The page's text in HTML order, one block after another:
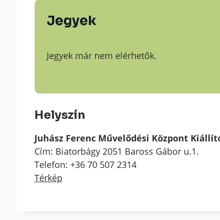
Jegyek
Jegyek már nem elérhetők.
Helyszín
Juhász Ferenc Művelődési Központ
Cím: Biatorbágy 2051 Baross Gábor u.1.
Telefon: +36 70 507 2314
Térkép